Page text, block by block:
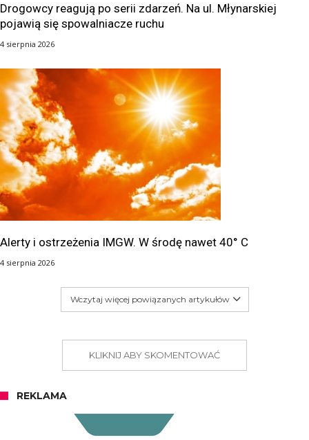
Drogowcy reagują po serii zdarzeń. Na ul. Młynarskiej
pojawią się spowalniacze ruchu
4 sierpnia 2026
Alerty i ostrzeżenia IMGW. W środę nawet 40° C
4 sierpnia 2026
Wczytaj więcej powiązanych artykułów
KLIKNIJ ABY SKOMENTOWAĆ
REKLAMA